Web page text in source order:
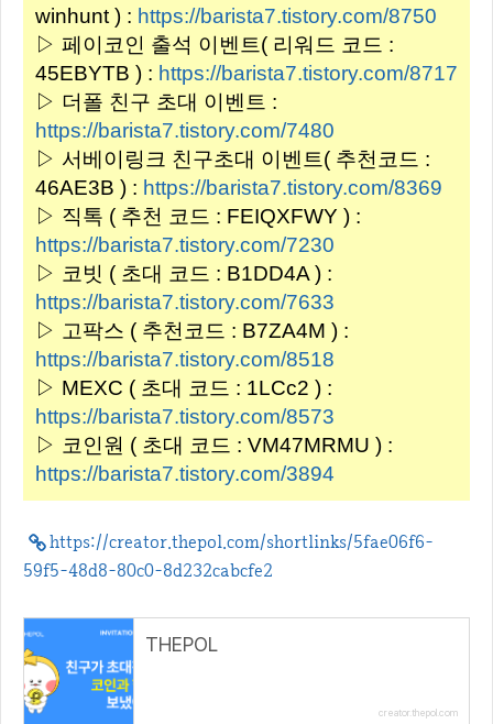
winhunt ) : https://barista7.tistory.com/8750
▷ 페이코인 출석 이벤트( 리워드 코드 :
45EBYTB ) : https://barista7.tistory.com/8717
▷ 더폴 친구 초대 이벤트 :
https://barista7.tistory.com/7480
▷ 서베이링크 친구초대 이벤트( 추천코드 :
46AE3B ) : https://barista7.tistory.com/8369
▷ 직톡 ( 추천 코드 : FEIQXFWY ) :
https://barista7.tistory.com/7230
▷ 코빗 ( 초대 코드 : B1DD4A ) :
https://barista7.tistory.com/7633
▷ 고팍스 ( 추천코드 : B7ZA4M ) :
https://barista7.tistory.com/8518
▷ MEXC ( 초대 코드 : 1LCc2 ) :
https://barista7.tistory.com/8573
▷ 코인원 ( 초대 코드 : VM47MRMU ) :
https://barista7.tistory.com/3894
https://creator.thepol.com/shortlinks/5fae06f6-
59f5-48d8-80c0-8d232cabcfe2
THEPOL
creator.thepol.com